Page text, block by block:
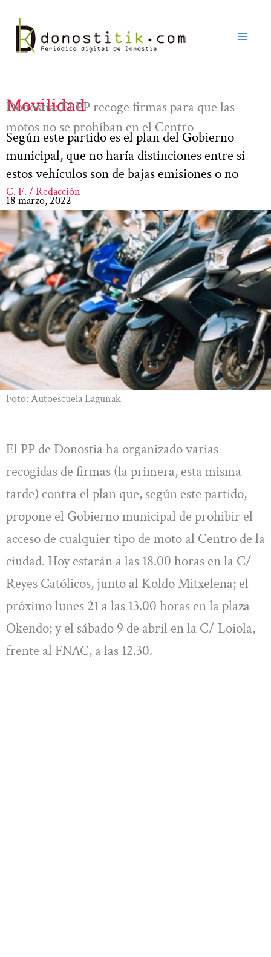
contenido
Movilidad
Donostia: El PP recoge firmas para que las
motos no se prohíban en el Centro
Según este partido es el plan del Gobierno
municipal, que no haría distinciones entre si
estos vehículos son de bajas emisiones o no
C. F. / Redacción
18 marzo, 2022
Foto: Autoescuela Lagunak
El PP de Donostia ha organizado varias
recogidas de firmas (la primera, esta misma
tarde) contra el plan que, según este partido,
propone el Gobierno municipal de prohibir el
acceso de cualquier tipo de moto al Centro de la
ciudad. Hoy estarán a las 18.00 horas en la C/
Reyes Católicos, junto al Koldo Mitxelena; el
próximo lunes 21 a las 13.00 horas en la plaza
Okendo; y el sábado 9 de abril en la C/ Loiola,
frente al FNAC, a las 12.30.